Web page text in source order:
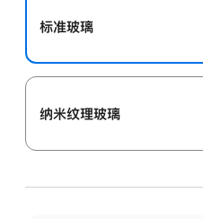
标准玻璃
纳米纹理玻璃